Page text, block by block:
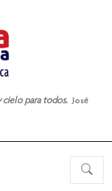
cielo para todos. José